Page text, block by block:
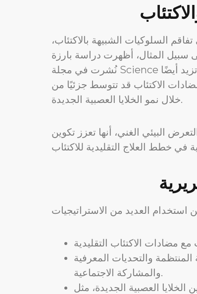
السلوكيات الشبيهة بالاكتئاب،
سبيل المثال، أظهرت دراسة بارزة
نُشرت في مجلة Science أن مضادات الاكتئاب، التي يُعتقد تقليديًا أنها تعمل عن طريق موازنة الناقلات العصبية مثل السيروتونين، تزيد أيضًا
الاكتئاب قد تتوسط جزئيًا من
خلال نمو الخلايا العصبية الجديدة.
البيئي الغني، أنها تعزز تكوين
المنتظمة والتحديات المعرفية
والمشاركة الاجتماعية.
العصبية الجديدة، مثل